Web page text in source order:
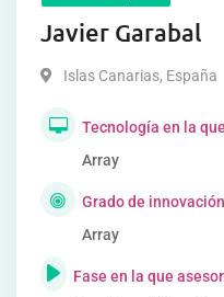
Javier Garabal
Islas Canarias, España
Tecnología en la
Array
Grado de
Array
Fase en la que